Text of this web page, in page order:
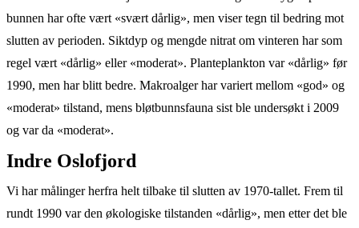
bunnen har ofte vært «svært dårlig», men viser tegn til bedring mot
slutten av perioden. Siktdyp og mengde nitrat om vinteren har som
regel vært «dårlig» eller «moderat». Planteplankton var «dårlig» før
1990, men har blitt bedre. Makroalger har variert mellom «god» og
«moderat» tilstand, mens bløtbunnsfauna sist ble undersøkt i 2009
og var da «moderat».
Indre Oslofjord
Vi har målinger herfra helt tilbake til slutten av 1970-tallet. Frem til
rundt 1990 var den økologiske tilstanden «dårlig», men etter det ble